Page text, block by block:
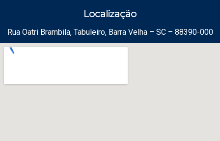
Localização
Rua Oatri Brambila, Tabuleiro, Barra Velha – SC – 88390-000